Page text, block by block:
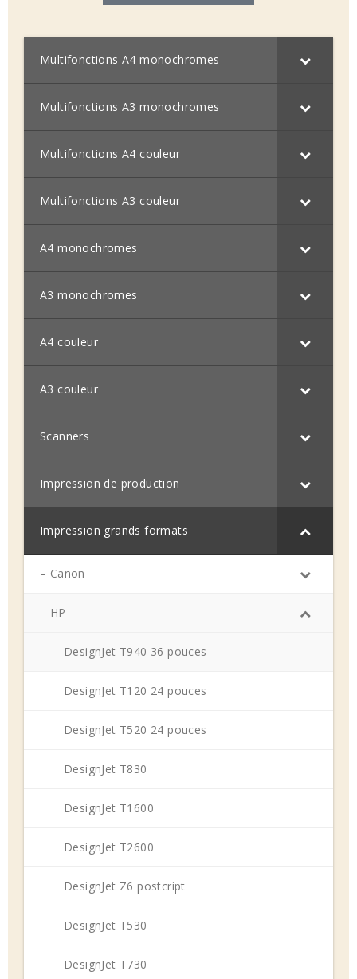
Multifonctions A4 monochromes
Multifonctions A3 monochromes
Multifonctions A4 couleur
Multifonctions A3 couleur
A4 monochromes
A3 monochromes
A4 couleur
A3 couleur
Scanners
Impression de production
Impression grands formats
– Canon
– HP
DesignJet T940 36 pouces
DesignJet T120 24 pouces
DesignJet T520 24 pouces
DesignJet T830
DesignJet T1600
DesignJet T2600
DesignJet Z6 postcript
DesignJet T530
DesignJet T730